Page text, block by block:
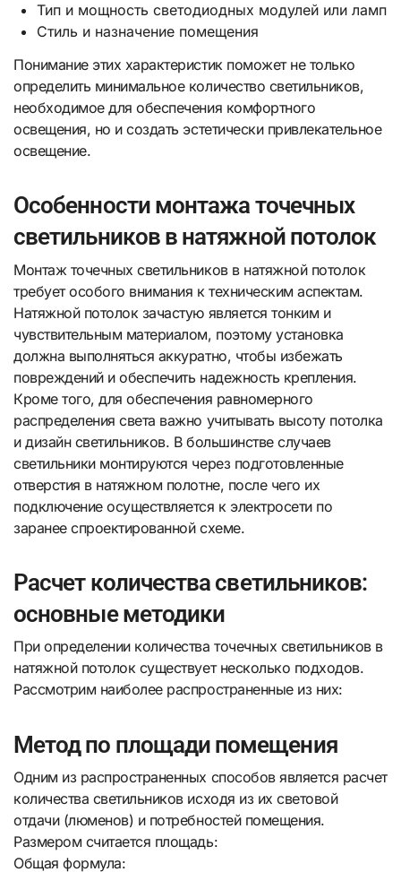
Тип и мощность светодиодных модулей или ламп
Стиль и назначение помещения
Понимание этих характеристик поможет не только
определить минимальное количество светильников,
необходимое для обеспечения комфортного
освещения, но и создать эстетически привлекательное
освещение.
Особенности монтажа точечных
светильников в натяжной потолок
Монтаж точечных светильников в натяжной потолок
требует особого внимания к техническим аспектам.
Натяжной потолок зачастую является тонким и
чувствительным материалом, поэтому установка
должна выполняться аккуратно, чтобы избежать
повреждений и обеспечить надежность крепления.
Кроме того, для обеспечения равномерного
распределения света важно учитывать высоту потолка
и дизайн светильников. В большинстве случаев
светильники монтируются через подготовленные
отверстия в натяжном полотне, после чего их
подключение осуществляется к электросети по
заранее спроектированной схеме.
Расчет количества светильников:
основные методики
При определении количества точечных светильников в
натяжной потолок существует несколько подходов.
Рассмотрим наиболее распространенные из них:
Метод по площади помещения
Одним из распространенных способов является расчет
количества светильников исходя из их световой
отдачи (люменов) и потребностей помещения.
Размером считается площадь:
Общая формула: